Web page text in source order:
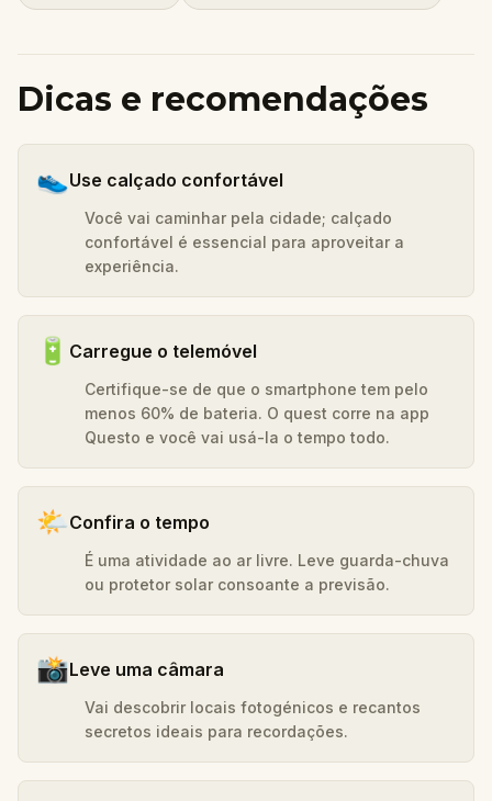
Dicas e recomendações
👟Use calçado confortável
Você vai caminhar pela cidade; calçado
confortável é essencial para aproveitar a
experiência.
🔋 Carregue o telemóvel
Certifique-se de que o smartphone tem pelo
menos 60% de bateria. O quest corre na app
Questo e você vai usá-la o tempo todo.
🌤️Confira o tempo
É uma atividade ao ar livre. Leve guarda-chuva
ou protetor solar consoante a previsão.
📸Leve uma câmara
Vai descobrir locais fotogénicos e recantos
secretos ideais para recordações.